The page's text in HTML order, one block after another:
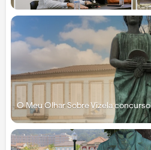
O Meu Olhar Sobre Vizela concurso